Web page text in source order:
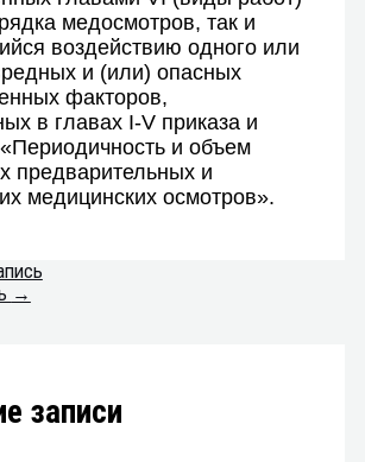
медосмотров, так и
воздействию одного или
и (или) опасных
факторов,
в главах I-V приказа и
и объем
предварительных и
медицинских осмотров».
→
записи